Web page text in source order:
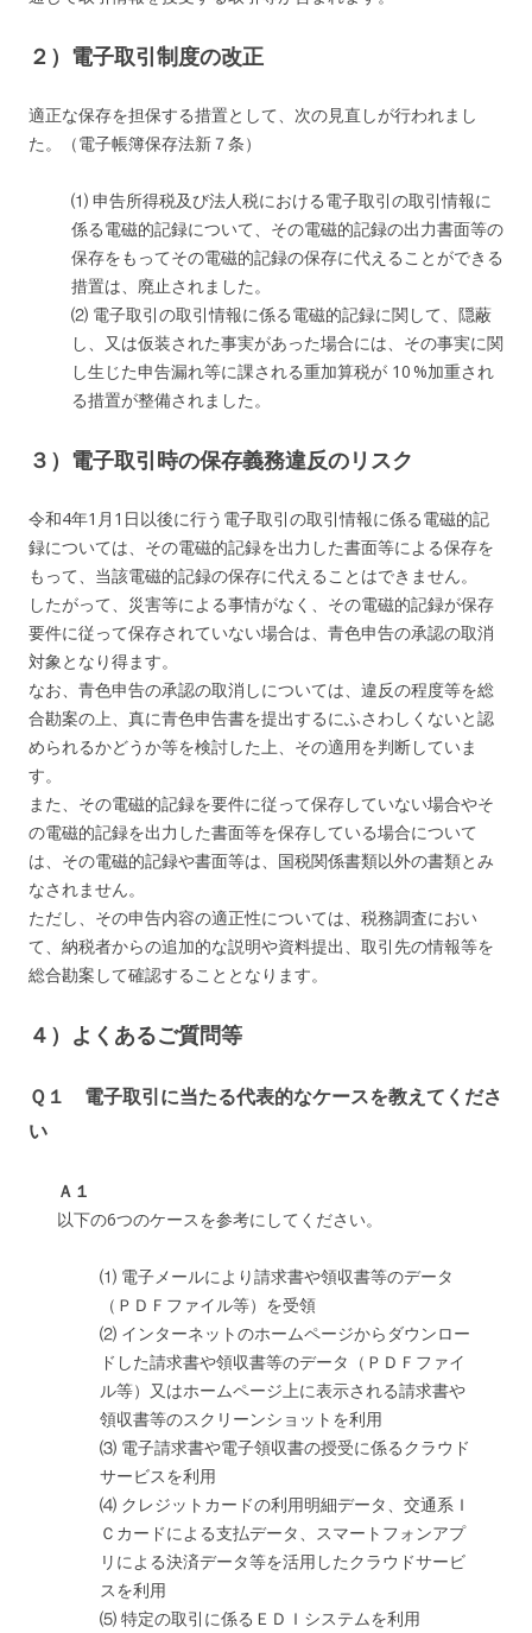
２）電子取引制度の改正
適正な保存を担保する措置として、次の見直しが行われまし
た。（電子帳簿保存法新７条）
⑴ 申告所得税及び法人税における電子取引の取引情報に
係る電磁的記録について、その電磁的記録の出力書面等の
保存をもってその電磁的記録の保存に代えることができる
措置は、廃止されました。
⑵ 電子取引の取引情報に係る電磁的記録に関して、隠蔽
し、又は仮装された事実があった場合には、その事実に関
し生じた申告漏れ等に課される重加算税が 10 %加重され
る措置が整備されました。
３）電子取引時の保存義務違反のリスク
令和4年1月1日以後に行う電子取引の取引情報に係る電磁的記
録については、その電磁的記録を出力した書面等による保存を
もって、当該電磁的記録の保存に代えることはできません。
したがって、災害等による事情がなく、その電磁的記録が保存
要件に従って保存されていない場合は、青色申告の承認の取消
対象となり得ます。
なお、青色申告の承認の取消しについては、違反の程度等を総
合勘案の上、真に青色申告書を提出するにふさわしくないと認
められるかどうか等を検討した上、その適用を判断していま
す。
また、その電磁的記録を要件に従って保存していない場合やそ
の電磁的記録を出力した書面等を保存している場合について
は、その電磁的記録や書面等は、国税関係書類以外の書類とみ
なされません。
ただし、その申告内容の適正性については、税務調査におい
て、納税者からの追加的な説明や資料提出、取引先の情報等を
総合勘案して確認することとなります。
４）よくあるご質問等
Ｑ１ 電子取引に当たる代表的なケースを教えてくださ
い
Ａ１
以下の6つのケースを参考にしてください。
⑴ 電子メールにより請求書や領収書等のデータ
（ＰＤＦファイル等）を受領
⑵ インターネットのホームページからダウンロー
ドした請求書や領収書等のデータ（ＰＤＦファイ
ル等）又はホームページ上に表示される請求書や
領収書等のスクリーンショットを利用
⑶ 電子請求書や電子領収書の授受に係るクラウド
サービスを利用
⑷ クレジットカードの利用明細データ、交通系Ｉ
Ｃカードによる支払データ、スマートフォンアプ
リによる決済データ等を活用したクラウドサービ
スを利用
⑸ 特定の取引に係るＥＤＩシステムを利用